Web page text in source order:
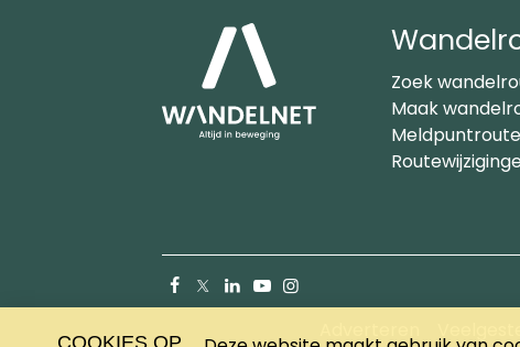
Zoek
Maak
Facebook
X
(Twitter)
LinkedInYouTube
COOKIES OP